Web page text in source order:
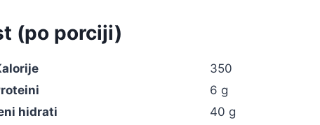
(po porciji)
350
6 g
hidrati
40 g